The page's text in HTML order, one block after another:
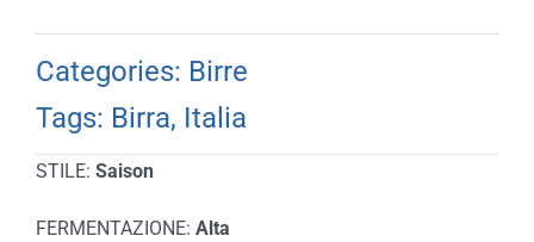
Categories: Birre
Tags: Birra, Italia
STILE: Saison
FERMENTAZIONE: Alta